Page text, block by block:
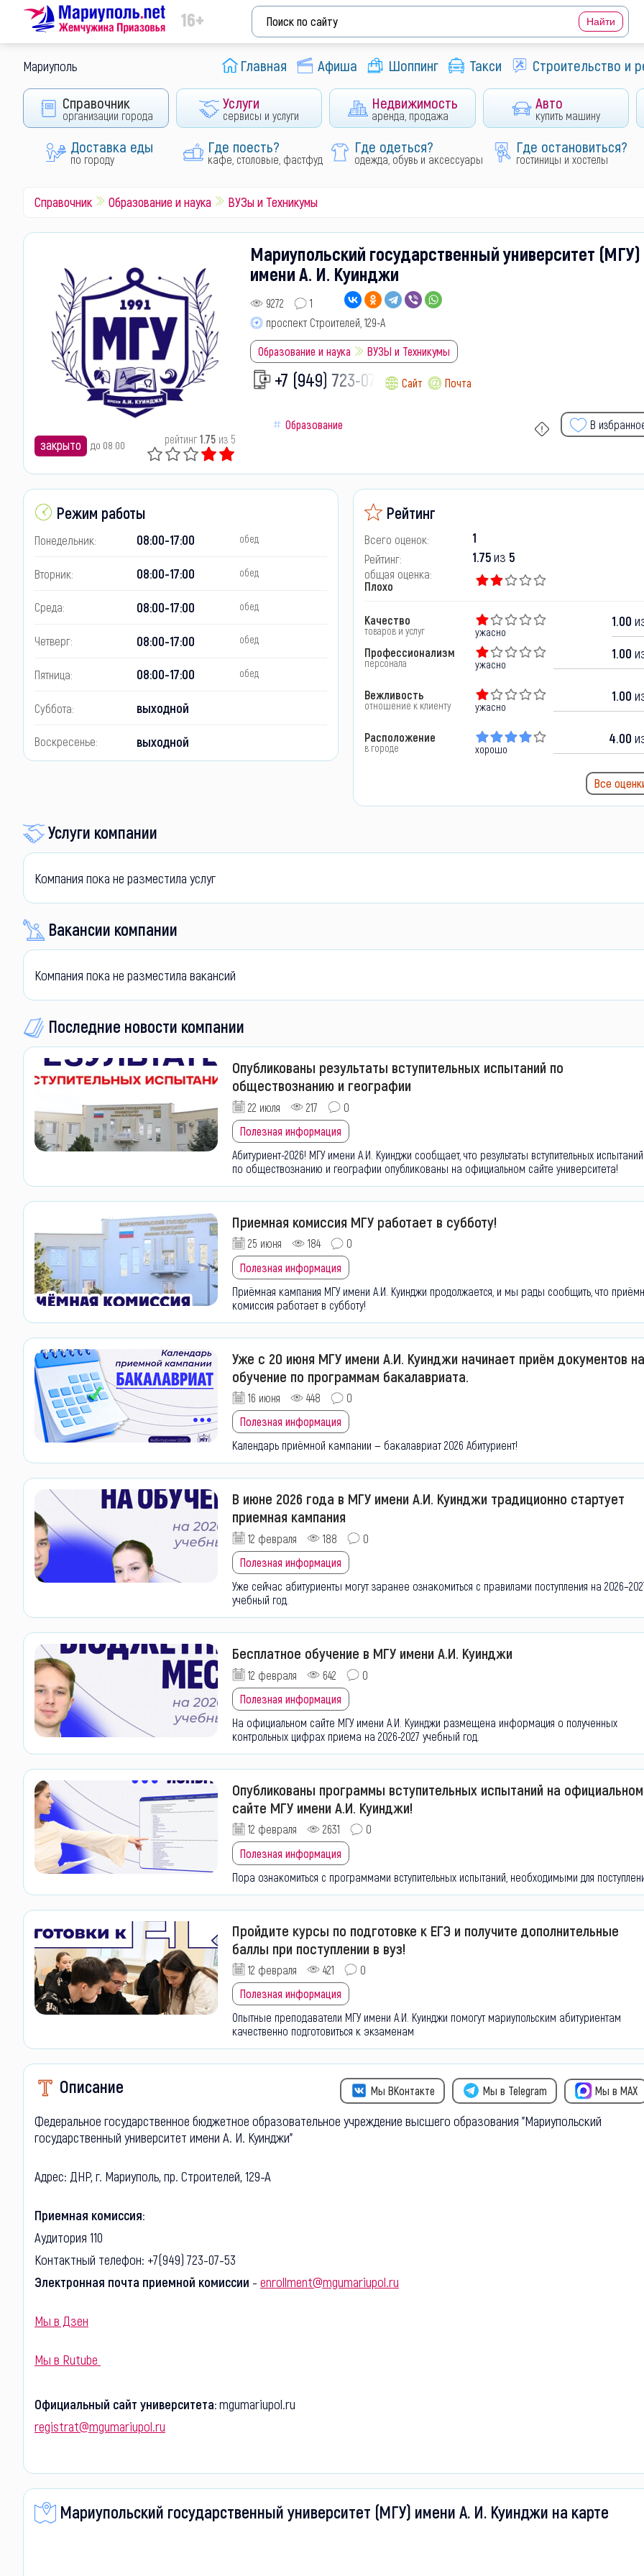
16+
Мариуполь Главная Афиша Шоппинг Такси Строительство и
Справочник
организации города
Услуги
сервисы и услуги
Недвижимость
аренда, продажа
Авто
купить машину
Доставка еды
по городу
Где поесть?
кафе, столовые, фастфуд
Где одеться?
одежда, обувь и аксессуары
Где остановиться?
гостиницы и хостелы
Справочник Образование и наука ВУЗы и Техникумы
закрыто до 08:00 рейтинг 1.75 из 5
Мариупольский государственный университет (МГУ)
имени А. И. Куинджи
9272
1
проспект Строителей, 129-А
Образование и наука ВУЗЫ и Техникумы
+7 (949) 723-07- Сайт Почта
Образование В
Режим работы
Понедельник: 08:00-17:00 обед
Вторник: 08:00-17:00 обед
Среда: 08:00-17:00 обед
Четверг: 08:00-17:00 обед
Пятница: 08:00-17:00 обед
Суббота: выходной
Воскресенье: выходной
Рейтинг
Всего оценок: 1
Рейтинг: 1.75из 5
общая оценка:
Плохо
Качество
товаров и услуг ужасно
1.00
Профессионализм
персонала ужасно
1.00
Вежливость
отношение к клиенту ужасно
1.00
Расположение
в городе хорошо
4.00
Все
Услуги компании
Компания пока не разместила услуг
Вакансии компании
Компания пока не разместила вакансий
Последние новости компании
Опубликованы результаты вступительных испытаний по
обществознанию и географии
22 июля 217
0
Полезная информация
Абитуриент-2026! МГУ имени А.И. Куинджи сообщает, что результаты вступительных испытаний
по обществознанию и географии опубликованы на официальном сайте университета!
Приемная комиссия МГУ работает в субботу!
25 июня 184
0
Полезная информация
Приёмная кампания МГУ имени А.И. Куинджи продолжается, и мы рады сообщить, что
комиссия работает в субботу!
Уже с 20 июня МГУ имени А.И. Куинджи начинает приём документов на
обучение по программам бакалавриата.
16 июня 448
0
Полезная информация
Календарь приёмной кампании — бакалавриат 2026 Абитуриент!
В июне 2026 года в МГУ имени А.И. Куинджи традиционно стартует
приемная кампания
12 февраля 188
0
Полезная информация
Уже сейчас абитуриенты могут заранее ознакомиться с правилами поступления на
учебный год.
Бесплатное обучение в МГУ имени А.И. Куинджи
12 февраля 642
0
Полезная информация
На официальном сайте МГУ имени А.И. Куинджи размещена информация о полученных
контрольных цифрах приема на 2026-2027 учебный год.
Опубликованы программы вступительных испытаний на официальном
сайте МГУ имени А.И. Куинджи!
12 февраля 2631
0
Полезная информация
Пора ознакомиться с программами вступительных испытаний, необходимыми для
Пройдите курсы по подготовке к ЕГЭ и получите дополнительные
баллы при поступлении в вуз!
12 февраля 421
0
Полезная информация
Опытные преподаватели МГУ имени А.И. Куинджи помогут мариупольским абитуриентам
качественно подготовиться к экзаменам
Описание Мы ВКонтакте Мы в Telegram Мы в MAX
Федеральное государственное бюджетное образовательное учреждение высшего образования "Мариупольский
государственный университет имени А. И. Куинджи"
Адрес: ДНР, г. Мариуполь, пр. Строителей, 129-А
Приемная комиссия:
Аудитория 110
Контактный телефон: +7(949) 723-07-53
Электронная почта приемной комиссии - enrollment@mgumariupol.ru
Мы в Дзен
Мы в Rutube
Официальный сайт университета:mgumariupol.ru
registrat@mgumariupol.ru
Мариупольский государственный университет (МГУ) имени А. И. Куинджи на карте